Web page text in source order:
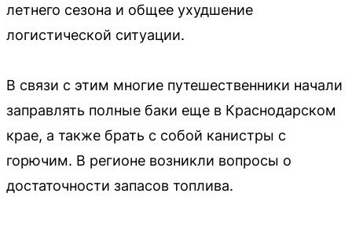
летнего сезона и общее ухудшение
логистической ситуации.
В связи с этим многие путешественники начали
заправлять полные баки еще в Краснодарском
крае, а также брать с собой канистры с
горючим. В регионе возникли вопросы о
достаточности запасов топлива.